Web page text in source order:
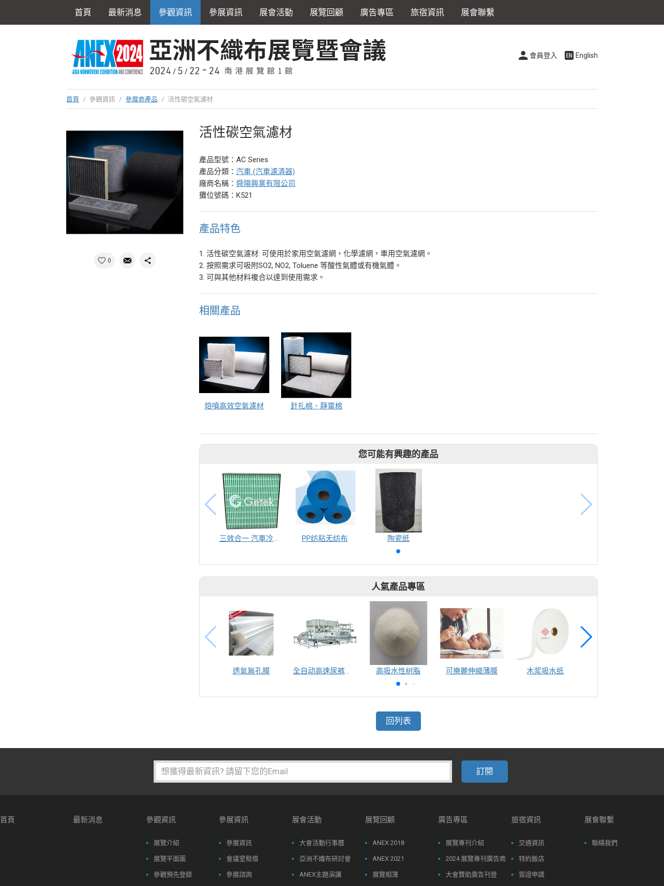
首頁 最新消息 參觀資訊 參展資訊 展會活動 展覽回顧 廣告專區 旅宿資訊 展會聯繫
會員登入 English
首頁 / 參觀資訊 / 參展商產品 / 活性碳空氣濾材
0
活性碳空氣濾材
產品型號：AC Series
產品分類：汽車 (汽車濾清器)
廠商名稱：舜陽興業有限公司
攤位號碼：K521
產品特色
1. 活性碳空氣濾材: 可使用於家用空氣濾網，化學濾網，車用空氣濾網。
2. 按照需求可吸附SO2, NO2, Toluene 等酸性氣體或有機氣體。
3. 可與其他材料複合以達到使用需求。
相關產品
熔噴高效空氣濾材 針扎棉、靜電棉
您可能有興趣的產品
三效合一 汽車冷氣濾網 PP纺粘无纺布 陶瓷纸
人氣產品專區
透氣無孔膜 全自动高速尿裤包装机（自动换号） 高吸水性树脂 可樂麗伸縮薄膜 木浆吸水纸
回列表
首頁 最新消息 參觀資訊
展覽介紹
展覽平面圖
參觀預先登錄
參展資訊
參展資訊
會議室租借
參展諮詢
展會活動
大會活動行事曆
亞洲不織布研討會
ANEX主題演講
展覽回顧
ANEX 2018
ANEX 2021
展覽相簿
廣告專區
展覽專刊介紹
2024 展覽專刊廣告商
大會贊助廣告刊登
旅宿資訊
交通資訊
特約飯店
簽證申請
展會聯繫
聯絡我們